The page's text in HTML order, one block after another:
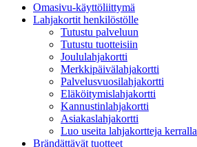
Omasivu-käyttöliittymä
Lahjakortit henkilöstölle
Tutustu palveluun
Tutustu tuotteisiin
Joululahjakortti
Merkkipäivälahjakortti
Palvelusvuosilahjakortti
Eläköitymislahjakortti
Kannustinlahjakortti
Asiakaslahjakortti
Luo useita lahjakortteja kerralla
Brändättävät tuotteet